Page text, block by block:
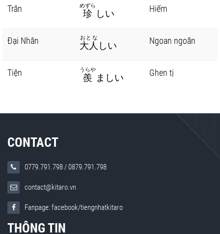
Trân 珍
めずら
しい Hiếm
Đại Nhân 大人
おとな
しい Ngoan ngoãn
Tiện 羨
うらや
ましい Ghen tị
CONTACT
0779.791.798/0879.791.798
contact@kitaro.vn
Fanpage: facebook/tiengnhatkitaro
THÔNG TIN